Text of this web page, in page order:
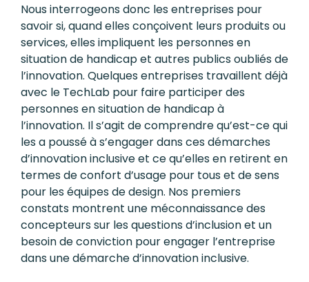
Nous interrogeons donc les entreprises pour
savoir si, quand elles conçoivent leurs produits ou
services, elles impliquent les personnes en
situation de handicap et autres publics oubliés de
l’innovation. Quelques entreprises travaillent déjà
avec le TechLab pour faire participer des
personnes en situation de handicap à
l’innovation. Il s’agit de comprendre qu’est-ce qui
les a poussé à s’engager dans ces démarches
d’innovation inclusive et ce qu’elles en retirent en
termes de confort d’usage pour tous et de sens
pour les équipes de design. Nos premiers
constats montrent une méconnaissance des
concepteurs sur les questions d’inclusion et un
besoin de conviction pour engager l’entreprise
dans une démarche d’innovation inclusive.